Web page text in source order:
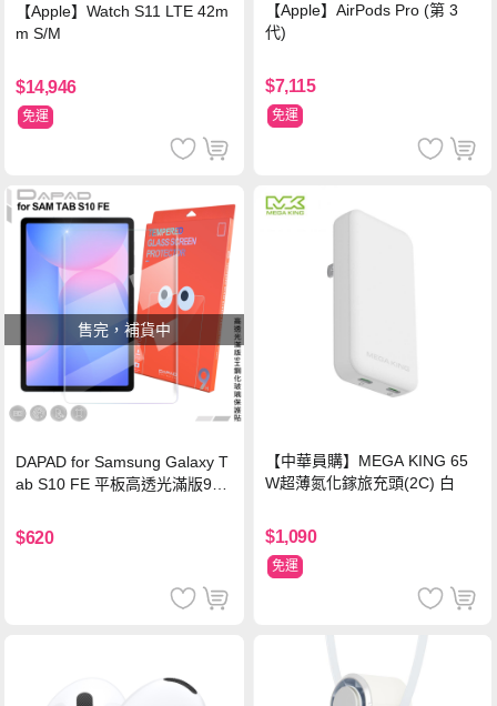
【Apple】Watch S11 LTE 42m
m S/M
$14,946
免運
【Apple】AirPods Pro (第 3
代)
$7,115
免運
售完，補貨中
DAPAD for Samsung Galaxy T
ab S10 FE 平板高透光滿版9H
$620
【中華員購】MEGA KING 65
W超薄氮化鎵旅充頭(2C) 白
$1,090
免運